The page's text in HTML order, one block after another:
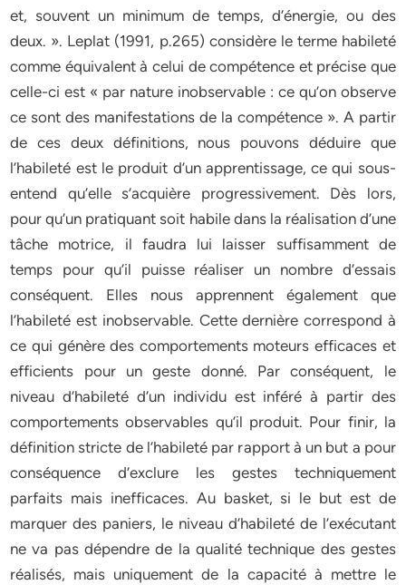
et, souvent un minimum de temps, d’énergie, ou des
deux. ». Leplat (1991, p.265) considère le terme habileté
comme équivalent à celui de compétence et précise que
celle-ci est « par nature inobservable : ce qu’on observe
ce sont des manifestations de la compétence ». A partir
de ces deux définitions, nous pouvons déduire que
l’habileté est le produit d’un apprentissage, ce qui sous-
entend qu’elle s’acquière progressivement. Dès lors,
pour qu’un pratiquant soit habile dans la réalisation d’une
tâche motrice, il faudra lui laisser suffisamment de
temps pour qu’il puisse réaliser un nombre d’essais
conséquent. Elles nous apprennent également que
l’habileté est inobservable. Cette dernière correspond à
ce qui génère des comportements moteurs efficaces et
efficients pour un geste donné. Par conséquent, le
niveau d’habileté d’un individu est inféré à partir des
comportements observables qu’il produit. Pour finir, la
définition stricte de l’habileté par rapport à un but a pour
conséquence d’exclure les gestes techniquement
parfaits mais inefficaces. Au basket, si le but est de
marquer des paniers, le niveau d’habileté de l’exécutant
ne va pas dépendre de la qualité technique des gestes
réalisés, mais uniquement de la capacité à mettre le